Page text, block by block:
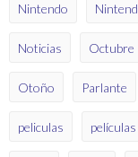
Nintendo
Noticias Octubre
Otoño Parlante
peliculas películas